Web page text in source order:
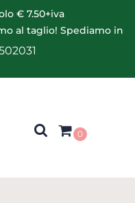
€ 7.50+iva
al taglio! Spediamo in
0